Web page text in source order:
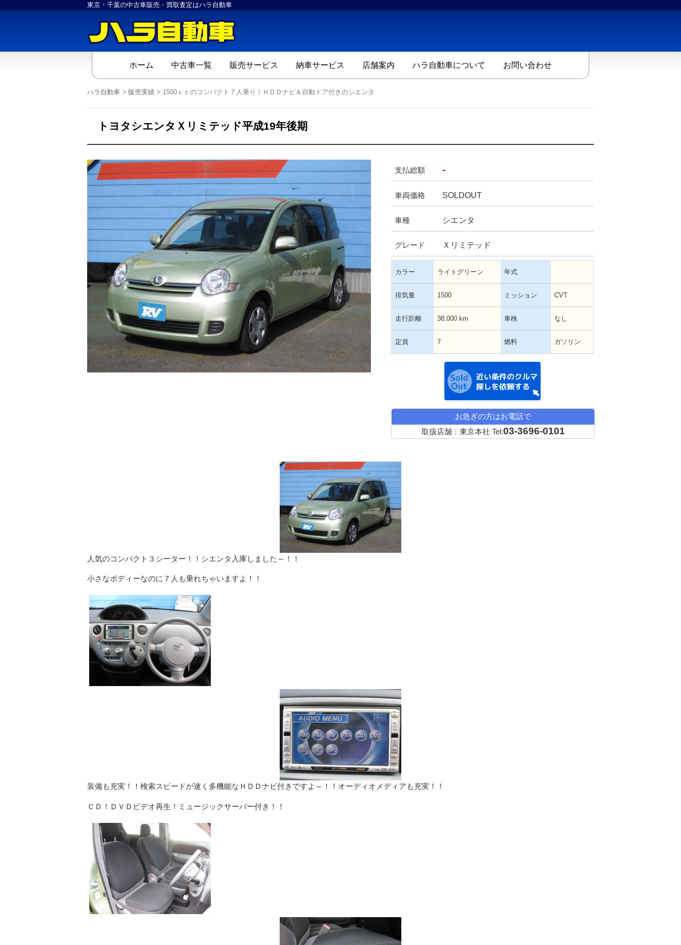
東京・千葉の中古車販売・買取査定はハラ自動車
ホーム 中古車一覧 販売サービス 納車サービス 店舗案内 ハラ自動車について お問い合わせ
ハラ自動車 > 販売実績 > 1500ｃｃのコンパクト７人乗り！ＨＤＤナビ＆自動ドア付きのシエンタ
トヨタシエンタＸリミテッド平成19年後期
支払総額 -
車両価格 SOLDOUT
車種 シエンタ
グレード Ｘリミテッド
カラー ライトグリーン 年式
排気量 1500 ミッション CVT
走行距離 38,000 km 車検 なし
定員 7 燃料 ガソリン
お急ぎの方はお電話で
取扱店舗：東京本社 Tel:03-3696-0101
人気のコンパクト３シーター！！シエンタ入庫しました～！！
小さなボディーなのに７人も乗れちゃいますよ！！
装備も充実！！検索スピードが速く多機能なＨＤＤナビ付きですよ～！！オーディオメディアも充実！！
ＣＤ！ＤＶＤビデオ再生！ミュージックサーバー付き！！